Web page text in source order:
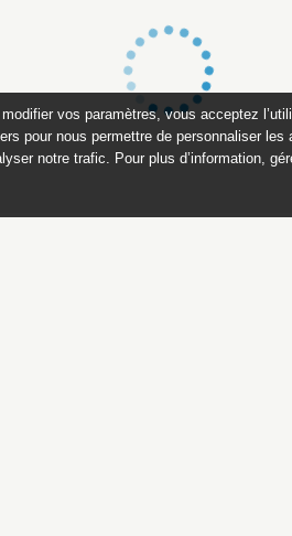
vos paramètres, vous acceptez
pour nous permettre de personnaliser
notre trafic. Pour plus d’information,